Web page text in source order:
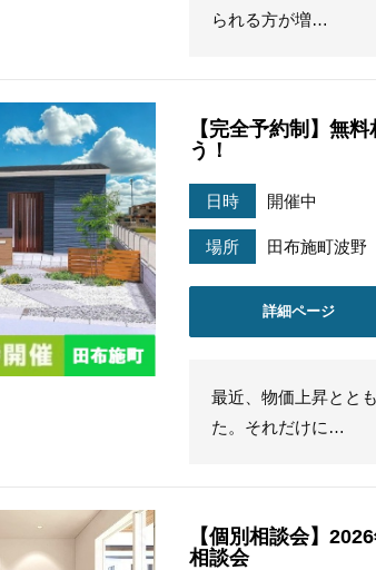
られる方が増…
【完全予約制】無
う！
日時 開催中
場所 田布施町波野
詳細ページ
最近、物価上昇とと
た。それだけに…
【個別相談会】
相談会